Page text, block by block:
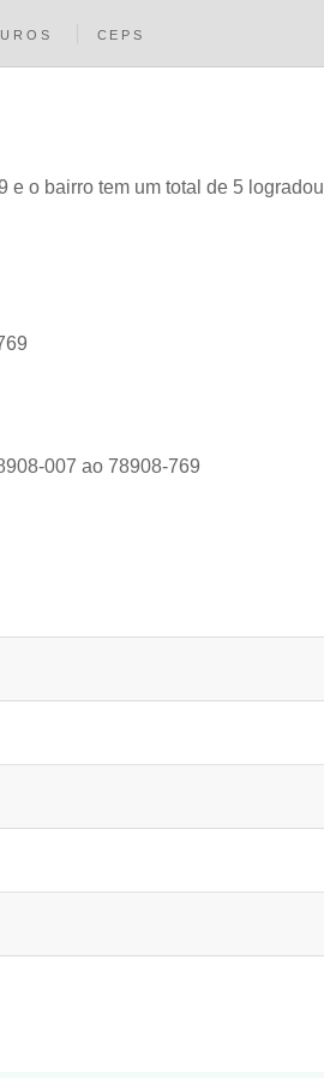
CEPS
e o bairro tem um total de 5
007 ao 78908-769